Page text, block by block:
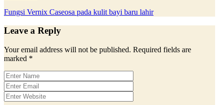
Fungsi Vernix Caseosa pada kulit bayi baru lahir
Leave a Reply
Your email address will not be published. Required fields are
marked *